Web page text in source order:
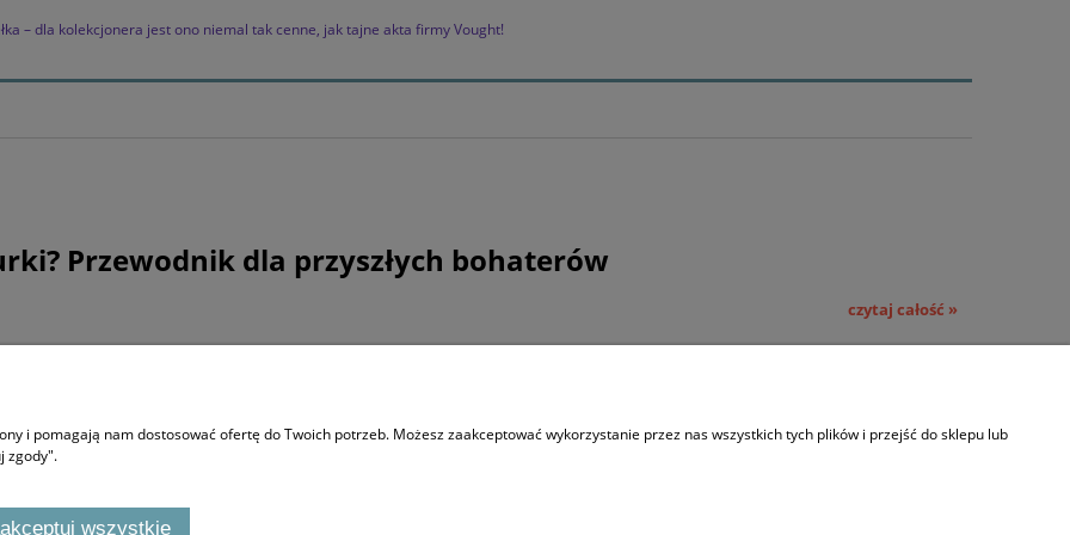
– dla kolekcjonera jest ono niemal tak cenne, jak tajne akta firmy Vought!
Przewodnik dla przyszłych bohaterów
czytaj całość »
i pomagają nam dostosować ofertę do Twoich potrzeb. Możesz zaakceptować wykorzystanie przez nas wszystkich tych plików i przejść do sklepu lub
zgody".
wszystkie